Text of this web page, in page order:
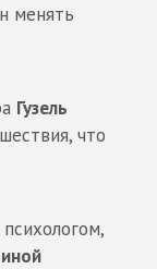
менять
Гузель
что